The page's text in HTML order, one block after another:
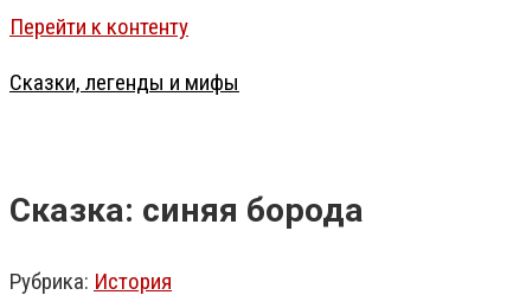
Перейти к контенту
Сказки, легенды и мифы
Сказка: синяя борода
Рубрика: История